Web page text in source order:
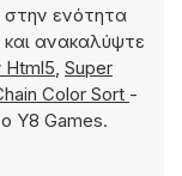
στην ενότητα
και ανακαλύψτε
Html5, Super
Color Sort -
Y8 Games.